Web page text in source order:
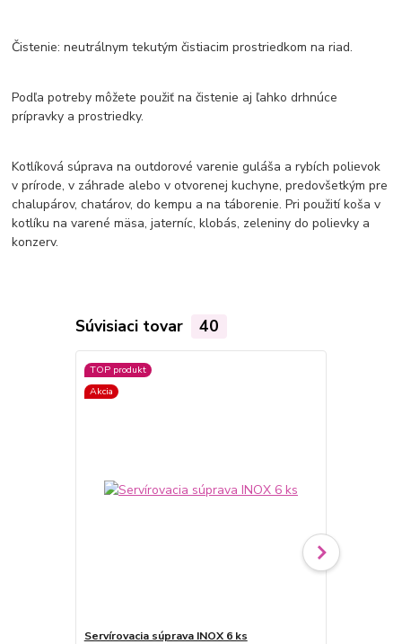
Čistenie: neutrálnym tekutým čistiacim prostriedkom na riad.
Podľa potreby môžete použiť na čistenie aj ľahko drhnúce
prípravky a prostriedky.
Kotlíková súprava na outdorové varenie guláša a rybích polievok
v prírode, v záhrade alebo v otvorenej kuchyne, predovšetkým pre
chalupárov, chatárov, do kempu a na táborenie. Pri použití koša v
kotlíku na varené mäsa, jaterníc, klobás, zeleniny do polievky a
konzerv.
Súvisiaci tovar 40
TOP produkt
Akcia
Servírovacia súprava INOX 6 ks